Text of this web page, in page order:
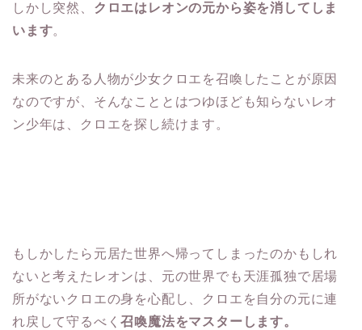
しかし突然、 クロエはレオンの元から姿を消してしま
います。
未来のとある人物が少女クロエを召喚したことが原因
なのですが、そんなこととはつゆほども知らないレオ
ン少年は、クロエを探し続けます。
もしかしたら元居た世界へ帰ってしまったのかもしれ
ないと考えたレオンは、元の世界でも天涯孤独で居場
所がないクロエの身を心配し、クロエを自分の元に連
れ戻して守るべく召喚魔法をマスターします。